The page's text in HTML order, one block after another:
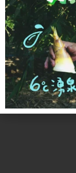
NT$ 180
加入購物車